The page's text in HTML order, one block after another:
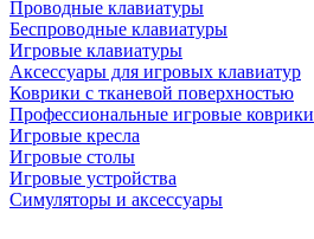
Проводные клавиатуры
Беспроводные клавиатуры
Игровые клавиатуры
Аксессуары для игровых клавиатур
Коврики с тканевой поверхностью
Профессиональные игровые коврики
Игровые кресла
Игровые столы
Игровые устройства
Симуляторы и аксессуары